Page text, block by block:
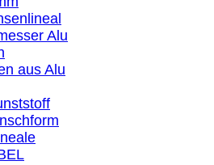
Alu
aus Alu